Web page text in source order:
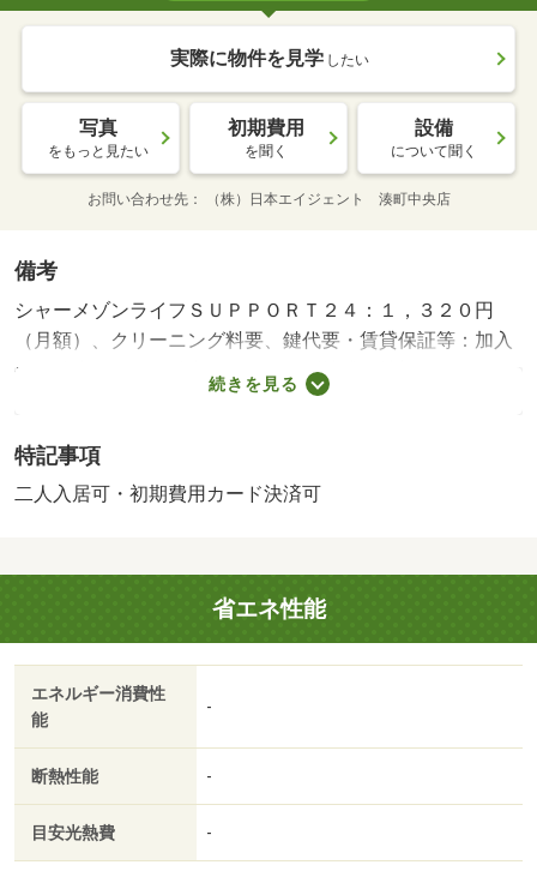
実際に物件を見学 したい
写真
をもっと見たい
初期費用
を聞く
設備
について聞く
お問い合わせ先 （株）日本エイジェント 湊町中央店
備考
シャーメゾンライフＳＵＰＰＯＲＴ２４：１，３２０円
（月額）、クリーニング料要、鍵代要・賃貸保証等：加入
要（積水ハウス不動産パートナーズ株式会社初回：３３，
０００円、月々：賃料総額２％）・愛媛県松山市近郊の賃
下ナンバーワンの情報量で、あなたにあった賃貸不動産、
賃貸マンションがきっと見つかります。・駐輪場：有・仲
続きを見る
特記事項
二人入居可・初期費用カード決済可
省エネ性能
エネルギー消費性
能
-
断熱性能 -
目安光熱費 -